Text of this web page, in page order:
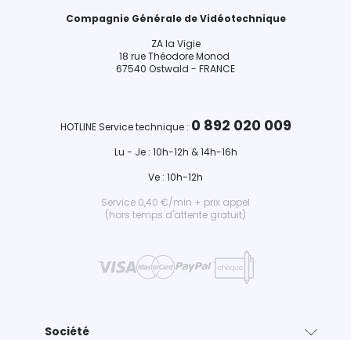
Compagnie Générale de Vidéotechnique
ZA la Vigie
18 rue Théodore Monod
67540 Ostwald - FRANCE
HOTLINE Service technique : 0 892 020 009
Lu - Je : 10h-12h & 14h-16h
Ve : 10h-12h
Service 0,40 €/min + prix appel
(hors temps d'attente gratuit)
Société